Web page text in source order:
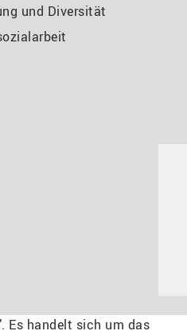
und Diversität